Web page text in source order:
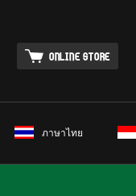
ONLINE STORE
ภาษาไทย